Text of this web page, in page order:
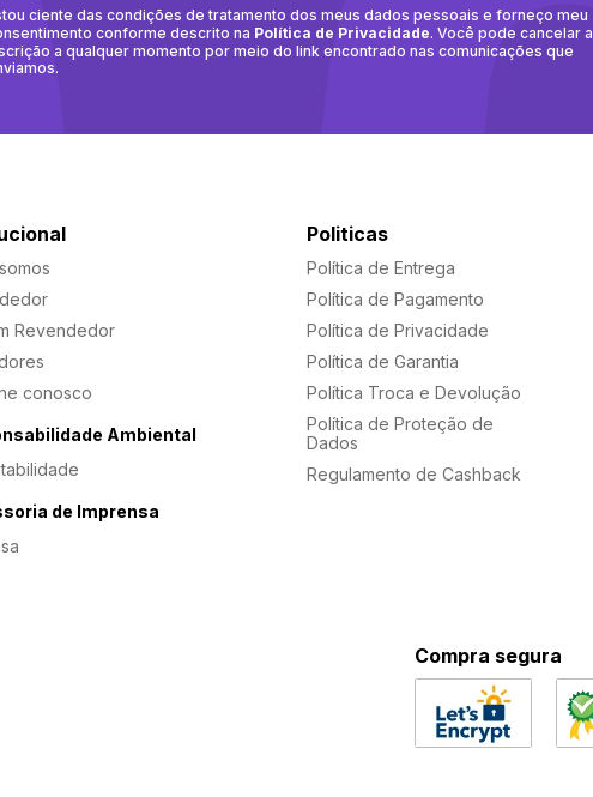
ciente das condições de tratamento dos meus dados pessoais e forneço meu
conforme descrito na Política de Privacidade. Você pode cancelar a
a qualquer momento por meio do link encontrado nas comunicações que
Revendedor
conosco
Ambiental
de Imprensa
Politicas
Política de Entrega
Política de Pagamento
Política de Privacidade
Política de Garantia
Política Troca e Devolução
Política de Proteção de
Dados
Regulamento de Cashback
Compra segura